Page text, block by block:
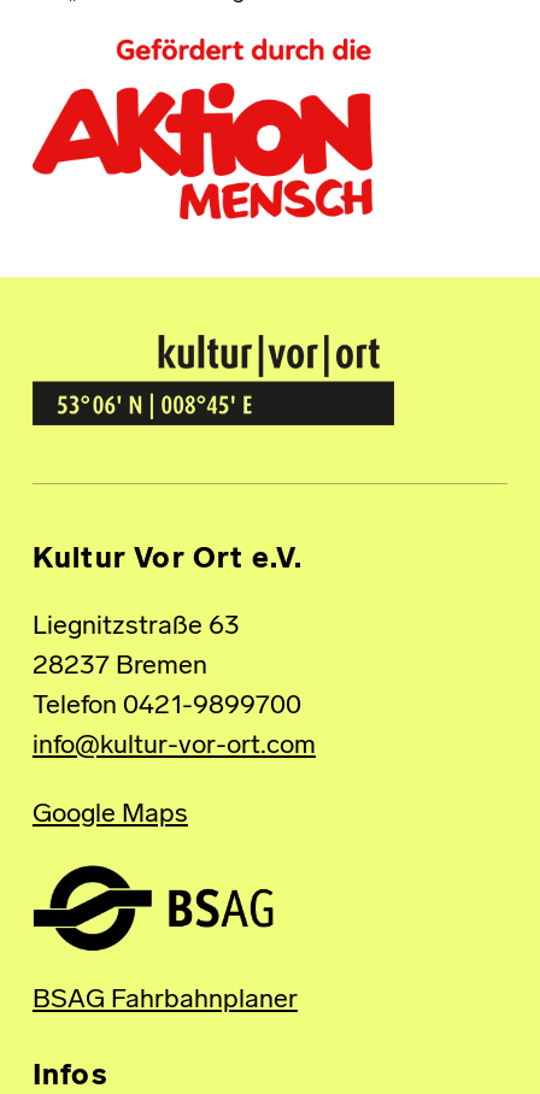
Kultur Vor Ort
BREMEN GRÖPELINGEN
Kultur Vor Ort e.V.
Liegnitzstraße 63
28237 Bremen
Telefon 0421-9899700
info@kultur-vor-ort.com
Google Maps
BSAG Fahrbahnplaner
Infos